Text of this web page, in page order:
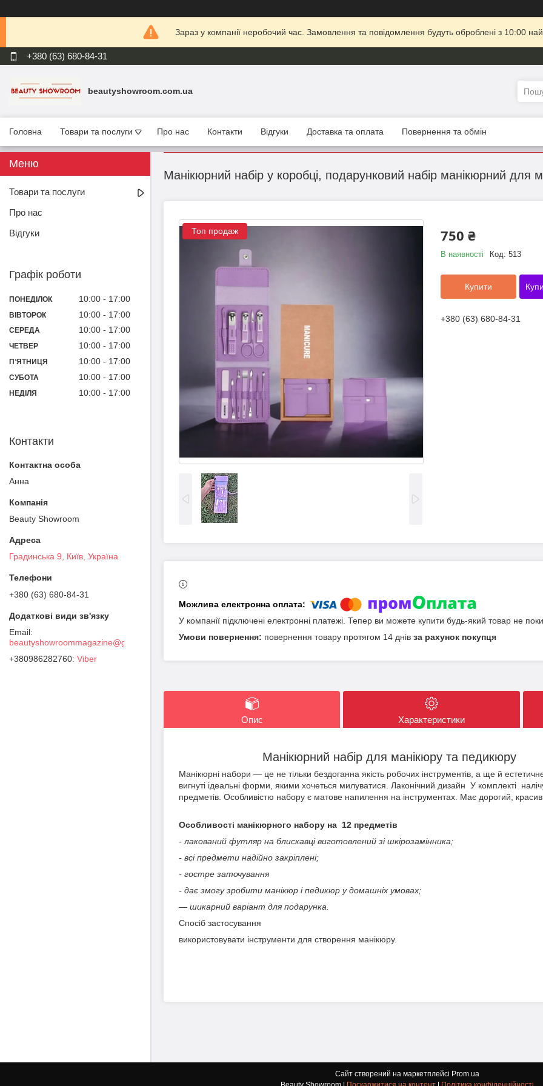
Зараз у компанії неробочий час. Замовлення та повідомлення будуть оброблені з 10:00
+380 (63) 680-84-31
beautyshowroom.com.ua
Головна Товари та послуги Про нас Контакти Відгуки Доставка та оплата Повернення та обмін
Манікюрний набір у коробці, подарунковий набір манікюрний для
Топ продаж 750 ₴
В наявності Код: 513
Купити
+380 (63) 680-84-31
У компанії підключені електронні платежі. Тепер ви можете купити будь-який товар не
повернення товару протягом 14 днів за рахунок покупця
Опис Характеристики
Манікюрний набір для манікюру та педикюру
Манікюрні набори — це не тільки бездоганна якість робочих інструментів, а ще й
вигнуті ідеальні форми, якими хочеться милуватися. Лаконічний дизайн У комплекті
предметів. Особливістю набору є матове напилення на інструментах. Має дорогий,
Особливості манікюрного набору на 12 предметів
- лакований футляр на блискавці виготовлений зі шкірозамінника;
- всі предмети надійно закріплені;
- гостре заточування
- дає змогу зробити манікюр і педикюр у домашніх умовах;
— шикарний варіант для подарунка.
Спосіб застосування
використовувати інструменти для створення манікюру.
Товари та послуги
Про нас
Відгуки
Графік роботи
ПОНЕДІЛОК 10:00 17:00
ВІВТОРОК 10:00 17:00
СЕРЕДА 10:00 17:00
ЧЕТВЕР 10:00 17:00
ПʼЯТНИЦЯ 10:00 17:00
СУБОТА 10:00 17:00
НЕДІЛЯ 10:00 17:00
Контакти
Анна
Beauty Showroom
Градинська 9, Київ, Україна
+380 (63) 680-84-31
beautyshowroommagazine@gmail.com
+380986282760 Viber
Сайт створений на маркетплейсі Prom.ua